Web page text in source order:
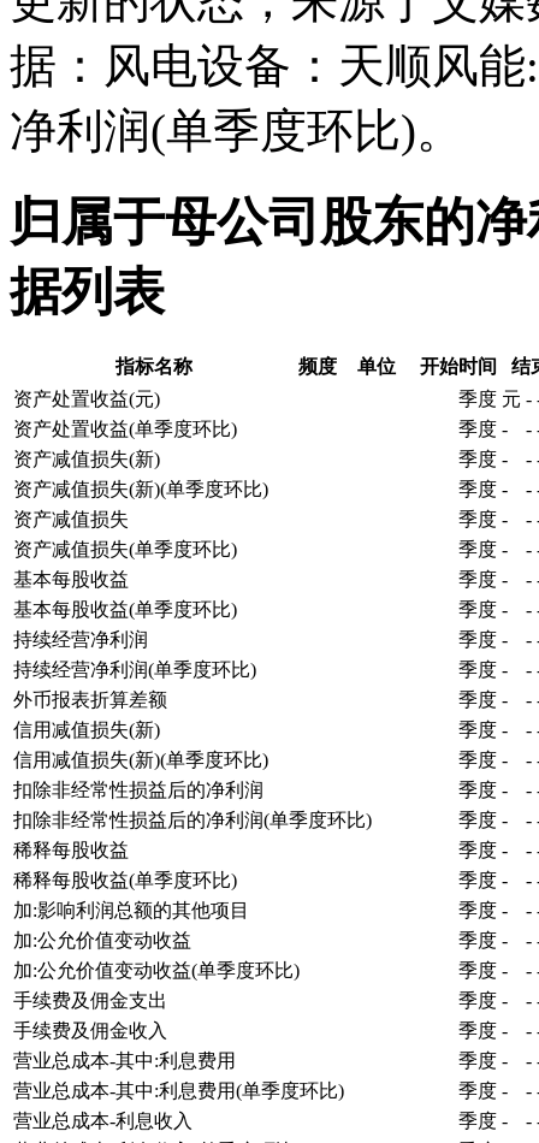
据：风电设备：天顺风
净利润(单季度环比)。
归属于母公司股东的
据列表
指标名称 频度 单位 开始时间
结
资产处置收益(元)
季度 元 -
资产处置收益(单季度环比)
季度 - -
资产减值损失(新)
季度 - -
资产减值损失(新)(单季度环比)
季度 - -
资产减值损失
季度 - -
资产减值损失(单季度环比)
季度 - -
基本每股收益
季度 - -
基本每股收益(单季度环比)
季度 - -
持续经营净利润
季度 - -
持续经营净利润(单季度环比)
季度 - -
外币报表折算差额
季度 - -
信用减值损失(新)
季度 - -
信用减值损失(新)(单季度环比)
季度 - -
扣除非经常性损益后的净利润
季度 - -
扣除非经常性损益后的净利润(单季度环比)
季度 - -
稀释每股收益
季度 - -
稀释每股收益(单季度环比)
季度 - -
加:影响利润总额的其他项目
季度 - -
加:公允价值变动收益
季度 - -
加:公允价值变动收益(单季度环比)
季度 - -
手续费及佣金支出
季度 - -
手续费及佣金收入
季度 - -
营业总成本-其中:利息费用
季度 - -
营业总成本-其中:利息费用(单季度环比)
季度 - -
营业总成本-利息收入
季度 - -